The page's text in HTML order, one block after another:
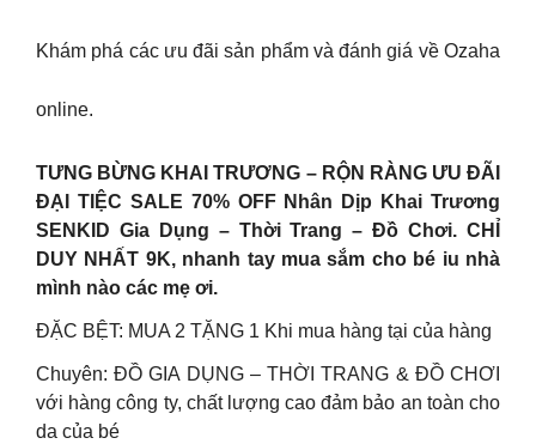
Khám phá các ưu đãi sản phẩm và đánh giá về Ozaha
online.
TƯNG BỪNG KHAI TRƯƠNG – RỘN RÀNG ƯU ĐÃI
ĐẠI TIỆC SALE 70% OFF Nhân Dịp Khai Trương
SENKID Gia Dụng – Thời Trang – Đồ Chơi. CHỈ
DUY NHẤT 9K, nhanh tay mua sắm cho bé iu nhà
mình nào các mẹ ơi.
ĐẶC BỆT: MUA 2 TẶNG 1 Khi mua hàng tại của hàng
Chuyên: ĐỒ GIA DỤNG – THỜI TRANG & ĐỒ CHƠI
với hàng công ty, chất lượng cao đảm bảo an toàn cho
da của bé